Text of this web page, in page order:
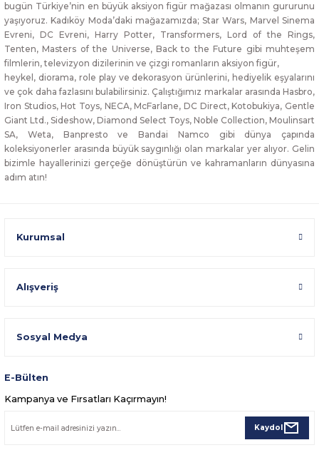
bugün Türkiye’nin en büyük aksiyon figür mağazası olmanın gururunu
yaşıyoruz. Kadıköy Moda’daki mağazamızda; Star Wars, Marvel Sinema
Evreni, DC Evreni, Harry Potter, Transformers, Lord of the Rings,
Tenten, Masters of the Universe, Back to the Future gibi muhteşem
filmlerin, televizyon dizilerinin ve çizgi romanların aksiyon figür,
heykel, diorama, role play ve dekorasyon ürünlerini, hediyelik eşyalarını
ve çok daha fazlasını bulabilirsiniz. Çalıştığımız markalar arasında Hasbro,
Iron Studios, Hot Toys, NECA, McFarlane, DC Direct, Kotobukiya, Gentle
Giant Ltd., Sideshow, Diamond Select Toys, Noble Collection, Moulinsart
SA, Weta, Banpresto ve Bandai Namco gibi dünya çapında
koleksiyonerler arasında büyük saygınlığı olan markalar yer alıyor. Gelin
bizimle hayallerinizi gerçeğe dönüştürün ve kahramanların dünyasına
adım atın!
Kurumsal
Alışveriş
Sosyal Medya
E-Bülten
Kampanya ve Fırsatları Kaçırmayın!
Kaydol